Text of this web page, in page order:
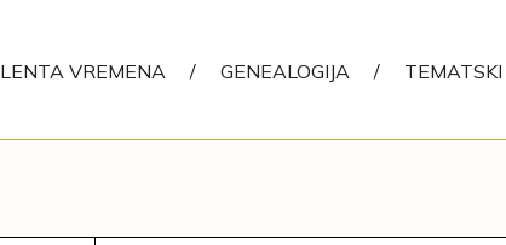
LENTA VREMENA / GENEALOGIJA /